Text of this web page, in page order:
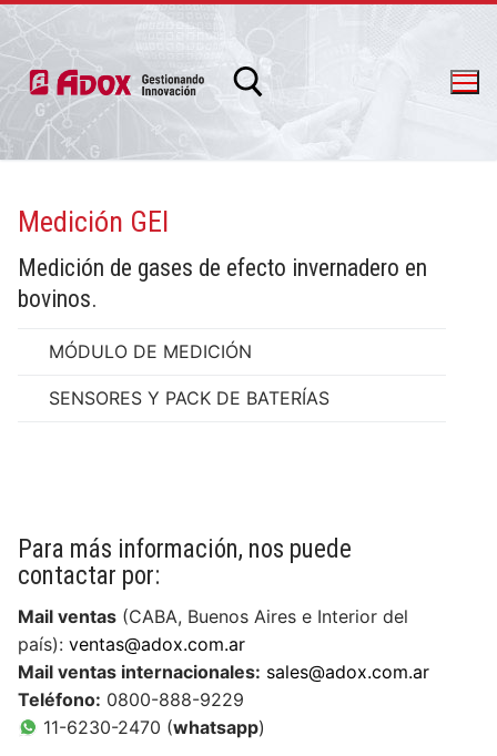
info@adox.com.ar whatsapp: 54 9 11 6230 2470
INSUMOS
Higiene de manos y piel
Desinfección
Detergentes
Control de Biofilm
EQUIPAMIENTOS
Equipos para Control de infecciones
Máquinas de anestesia y Bombas de infusión
Seguridad
SISTEMAS
Accesibilidad, alerta, control, medición y
monitoreo
SERVICIOS
Servicio técnico
NOVEDADES
Videos
Videos institucionales
Videos de productos
Noticias de interés
Compromiso Social
QUIENES SOMOS
Quiénes Somos
Responsabilidad Social Empresaria
CONTACTO
Contact us
Medición GEI
Medición de gases de efecto invernadero en
bovinos.
MÓDULO DE MEDICIÓN
SENSORES Y PACK DE BATERÍAS
Para más información, nos puede
contactar por:
Mail ventas (CABA, Buenos Aires e Interior del
país): ventas@adox.com.ar
Mail ventas internacionales: sales@adox.com.ar
Teléfono: 0800-888-9229
11-6230-2470 (whatsapp)